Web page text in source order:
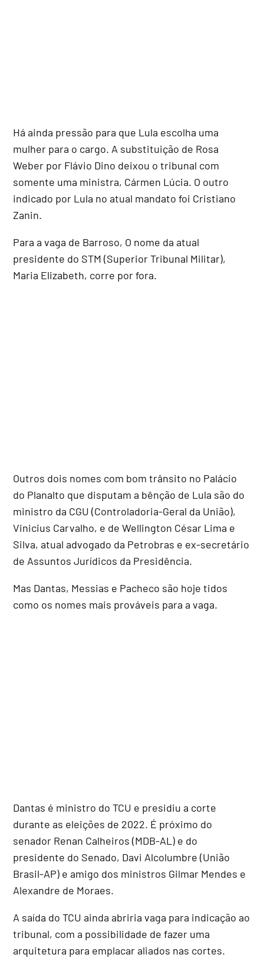
Há ainda pressão para que Lula escolha uma
mulher para o cargo. A substituição de Rosa
Weber por Flávio Dino deixou o tribunal com
somente uma ministra, Cármen Lúcia. O outro
indicado por Lula no atual mandato foi Cristiano
Zanin.
Para a vaga de Barroso, O nome da atual
presidente do STM (Superior Tribunal Militar),
Maria Elizabeth, corre por fora.
Outros dois nomes com bom trânsito no Palácio
do Planalto que disputam a bênção de Lula são do
ministro da CGU (Controladoria-Geral da União),
Vinicius Carvalho, e de Wellington César Lima e
Silva, atual advogado da Petrobras e ex-secretário
de Assuntos Jurídicos da Presidência.
Mas Dantas, Messias e Pacheco são hoje tidos
como os nomes mais prováveis para a vaga.
Dantas é ministro do TCU e presidiu a corte
durante as eleições de 2022. É próximo do
senador Renan Calheiros (MDB-AL) e do
presidente do Senado, Davi Alcolumbre (União
Brasil-AP) e amigo dos ministros Gilmar Mendes e
Alexandre de Moraes.
A saída do TCU ainda abriria vaga para indicação ao
tribunal, com a possibilidade de fazer uma
arquitetura para emplacar aliados nas cortes.